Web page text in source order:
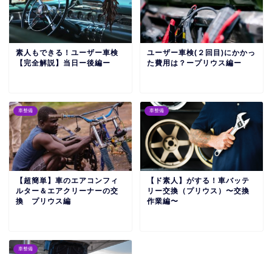
素人もできる！ユーザー車検
【完全解説】当日ー後編ー
ユーザー車検(２回目)にかかっ
た費用は？ープリウス編ー
車整備
【超簡単】車のエアコンフィ
ルター＆エアクリーナーの交
換 プリウス編
車整備
【ド素人】がする！車バッテ
リー交換（プリウス）〜交換
作業編〜
車整備